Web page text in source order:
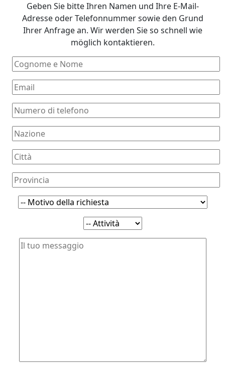
Geben Sie bitte Ihren Namen und Ihre E-Mail-
Adresse oder Telefonnummer sowie den Grund
Ihrer Anfrage an. Wir werden Sie so schnell wie
möglich kontaktieren.